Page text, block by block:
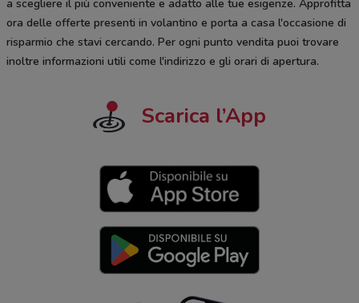
a scegliere il più conveniente e adatto alle tue esigenze. Approfitta
ora delle offerte presenti in volantino e porta a casa l'occasione di
risparmio che stavi cercando. Per ogni punto vendita puoi trovare
inoltre informazioni utili come l'indirizzo e gli orari di apertura.
Scarica l’App